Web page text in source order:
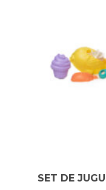
SET DE